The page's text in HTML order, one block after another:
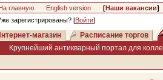
главную English version [Наши вакансии]
зарегистрированы? [Войти]
магазин Расписание торгов
Крупнейший антикварный портал для